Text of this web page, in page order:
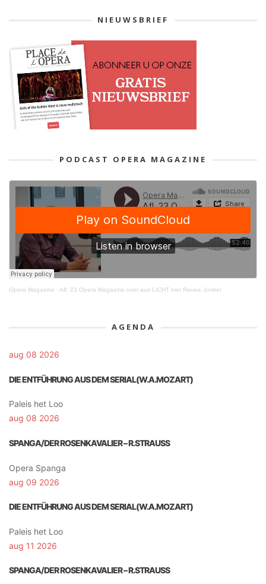
NIEUWSBRIEF
PODCAST OPERA MAGAZINE
Opera Magazine · Afl. 23 Opera Magazine over aus LICHT met Renee Jonker
AGENDA
aug 08 2026
DIE ENTFÜHRUNG AUS DEM SERIAL(W.A.MOZART)
Paleis het Loo
aug 08 2026
SPANGA/DER ROSENKAVALIER – R.STRAUSS
Opera Spanga
aug 09 2026
DIE ENTFÜHRUNG AUS DEM SERIAL(W.A.MOZART)
Paleis het Loo
aug 11 2026
SPANGA/DER ROSENKAVALIER – R.STRAUSS